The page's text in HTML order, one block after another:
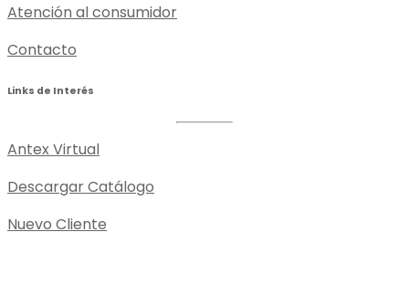
Atención al consumidor
Contacto
Links de Interés
Antex Virtual
Descargar Catálogo
Nuevo Cliente